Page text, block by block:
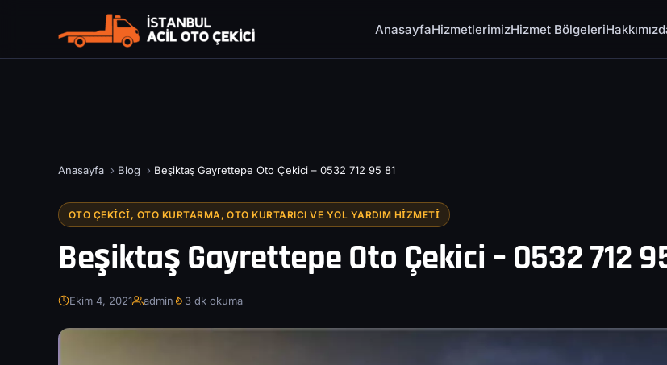
AnasayfaHizmetlerimizHizmet Bölgeleri
Anasayfa › Blog › Beşiktaş Gayrettepe Oto Çekici – 0532 712 95 81
OTO ÇEKICI, OTO KURTARMA, OTO KURTARICI VE YOL YARDIM HIZMETI
Beşiktaş Gayrettepe Oto Çekici – 0532 712
Ekim 4, 2021 admin 3 dk okuma